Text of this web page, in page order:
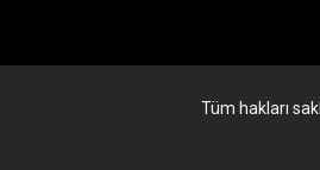
Tüm hakları